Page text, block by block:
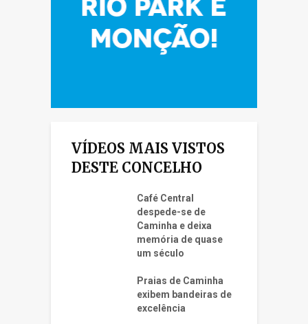
VÍDEOS MAIS VISTOS
DESTE CONCELHO
Café Central
despede-se de
Caminha e deixa
memória de quase
um século
Praias de Caminha
exibem bandeiras de
excelência